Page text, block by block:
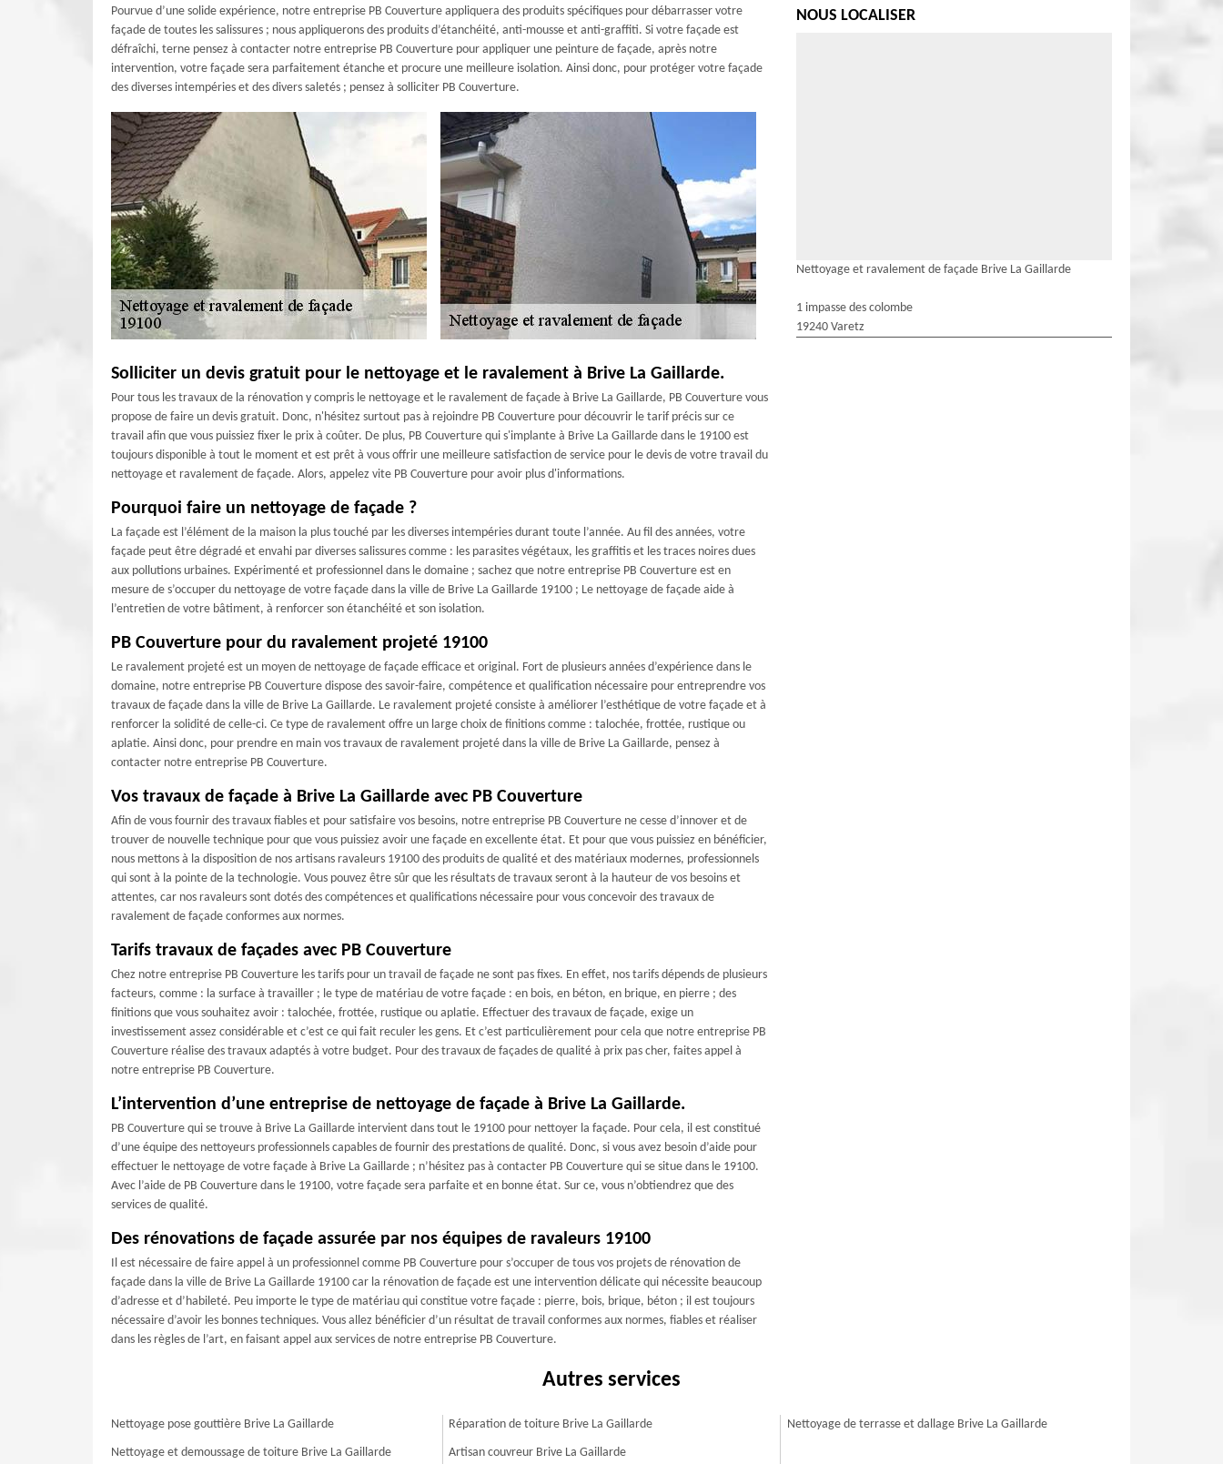
Pourvue d’une solide expérience, notre entreprise PB Couverture appliquera des produits spécifiques pour débarrasser votre
façade de toutes les salissures ; nous appliquerons des produits d’étanchéité, anti-mousse et anti-graffiti. Si votre façade est
défraîchi, terne pensez à contacter notre entreprise PB Couverture pour appliquer une peinture de façade, après notre
intervention, votre façade sera parfaitement étanche et procure une meilleure isolation. Ainsi donc, pour protéger votre façade
des diverses intempéries et des divers saletés ; pensez à solliciter PB Couverture.
Solliciter un devis gratuit pour le nettoyage et le ravalement à Brive La Gaillarde.
Pour tous les travaux de la rénovation y compris le nettoyage et le ravalement de façade à Brive La Gaillarde, PB Couverture vous
propose de faire un devis gratuit. Donc, n'hésitez surtout pas à rejoindre PB Couverture pour découvrir le tarif précis sur ce
travail afin que vous puissiez fixer le prix à coûter. De plus, PB Couverture qui s'implante à Brive La Gaillarde dans le 19100 est
toujours disponible à tout le moment et est prêt à vous offrir une meilleure satisfaction de service pour le devis de votre travail du
nettoyage et ravalement de façade. Alors, appelez vite PB Couverture pour avoir plus d'informations.
Pourquoi faire un nettoyage de façade ?
La façade est l’élément de la maison la plus touché par les diverses intempéries durant toute l’année. Au fil des années, votre
façade peut être dégradé et envahi par diverses salissures comme : les parasites végétaux, les graffitis et les traces noires dues
aux pollutions urbaines. Expérimenté et professionnel dans le domaine ; sachez que notre entreprise PB Couverture est en
mesure de s’occuper du nettoyage de votre façade dans la ville de Brive La Gaillarde 19100 ; Le nettoyage de façade aide à
l’entretien de votre bâtiment, à renforcer son étanchéité et son isolation.
PB Couverture pour du ravalement projeté 19100
Le ravalement projeté est un moyen de nettoyage de façade efficace et original. Fort de plusieurs années d’expérience dans le
domaine, notre entreprise PB Couverture dispose des savoir-faire, compétence et qualification nécessaire pour entreprendre vos
travaux de façade dans la ville de Brive La Gaillarde. Le ravalement projeté consiste à améliorer l’esthétique de votre façade et à
renforcer la solidité de celle-ci. Ce type de ravalement offre un large choix de finitions comme : talochée, frottée, rustique ou
aplatie. Ainsi donc, pour prendre en main vos travaux de ravalement projeté dans la ville de Brive La Gaillarde, pensez à
contacter notre entreprise PB Couverture.
Vos travaux de façade à Brive La Gaillarde avec PB Couverture
Afin de vous fournir des travaux fiables et pour satisfaire vos besoins, notre entreprise PB Couverture ne cesse d’innover et de
trouver de nouvelle technique pour que vous puissiez avoir une façade en excellente état. Et pour que vous puissiez en bénéficier,
nous mettons à la disposition de nos artisans ravaleurs 19100 des produits de qualité et des matériaux modernes, professionnels
qui sont à la pointe de la technologie. Vous pouvez être sûr que les résultats de travaux seront à la hauteur de vos besoins et
attentes, car nos ravaleurs sont dotés des compétences et qualifications nécessaire pour vous concevoir des travaux de
ravalement de façade conformes aux normes.
Tarifs travaux de façades avec PB Couverture
Chez notre entreprise PB Couverture les tarifs pour un travail de façade ne sont pas fixes. En effet, nos tarifs dépends de plusieurs
facteurs, comme : la surface à travailler ; le type de matériau de votre façade : en bois, en béton, en brique, en pierre ; des
finitions que vous souhaitez avoir : talochée, frottée, rustique ou aplatie. Effectuer des travaux de façade, exige un
investissement assez considérable et c’est ce qui fait reculer les gens. Et c’est particulièrement pour cela que notre entreprise PB
Couverture réalise des travaux adaptés à votre budget. Pour des travaux de façades de qualité à prix pas cher, faites appel à
notre entreprise PB Couverture.
L’intervention d’une entreprise de nettoyage de façade à Brive La Gaillarde.
PB Couverture qui se trouve à Brive La Gaillarde intervient dans tout le 19100 pour nettoyer la façade. Pour cela, il est constitué
d’une équipe des nettoyeurs professionnels capables de fournir des prestations de qualité. Donc, si vous avez besoin d’aide pour
effectuer le nettoyage de votre façade à Brive La Gaillarde ; n’hésitez pas à contacter PB Couverture qui se situe dans le 19100.
Avec l’aide de PB Couverture dans le 19100, votre façade sera parfaite et en bonne état. Sur ce, vous n’obtiendrez que des
services de qualité.
Des rénovations de façade assurée par nos équipes de ravaleurs 19100
Il est nécessaire de faire appel à un professionnel comme PB Couverture pour s’occuper de tous vos projets de rénovation de
façade dans la ville de Brive La Gaillarde 19100 car la rénovation de façade est une intervention délicate qui nécessite beaucoup
d’adresse et d’habileté. Peu importe le type de matériau qui constitue votre façade : pierre, bois, brique, béton ; il est toujours
nécessaire d’avoir les bonnes techniques. Vous allez bénéficier d’un résultat de travail conformes aux normes, fiables et réaliser
dans les règles de l’art, en faisant appel aux services de notre entreprise PB Couverture.
NOUS LOCALISER
Nettoyage et ravalement de façade Brive La Gaillarde
1 impasse des colombe
19240 Varetz
Autres services
Nettoyage pose gouttière Brive La Gaillarde
Nettoyage et demoussage de toiture Brive La Gaillarde
Réparation de toiture Brive La Gaillarde
Artisan couvreur Brive La Gaillarde
Nettoyage de terrasse et dallage Brive La Gaillarde